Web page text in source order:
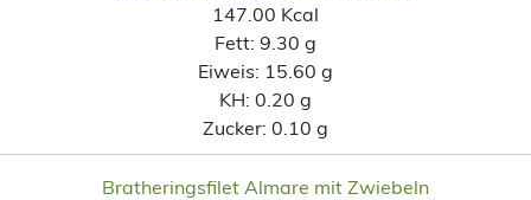
147.00 Kcal
Fett: 9.30 g
Eiweis: 15.60 g
KH: 0.20 g
Zucker: 0.10 g
Bratheringsfilet Almare mit Zwiebeln